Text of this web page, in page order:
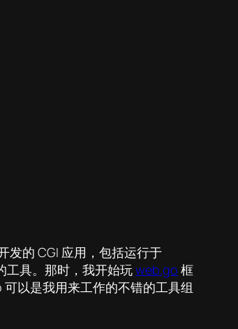
发的 CGI 应用，包括运行于
工具。那时，我开始玩web.go 框
以是我用来工作的不错的工具组